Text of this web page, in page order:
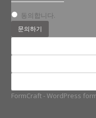
동의합니다.
문의하기
FormCraft - WordPress